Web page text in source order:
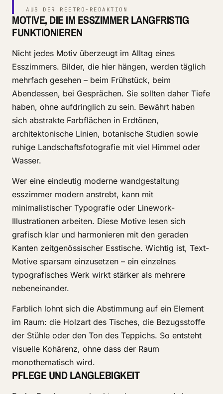
AUS DER REETRO-REDAKTION
MOTIVE, DIE IM ESSZIMMER LANGFRISTIG
FUNKTIONIEREN
Nicht jedes Motiv überzeugt im Alltag eines
Esszimmers. Bilder, die hier hängen, werden täglich
mehrfach gesehen – beim Frühstück, beim
Abendessen, bei Gesprächen. Sie sollten daher Tiefe
haben, ohne aufdringlich zu sein. Bewährt haben
sich abstrakte Farbflächen in Erdtönen,
architektonische Linien, botanische Studien sowie
ruhige Landschaftsfotografie mit viel Himmel oder
Wasser.
Wer eine eindeutig moderne wandgestaltung
esszimmer modern anstrebt, kann mit
minimalistischer Typografie oder Linework-
Illustrationen arbeiten. Diese Motive lesen sich
grafisch klar und harmonieren mit den geraden
Kanten zeitgenössischer Esstische. Wichtig ist, Text-
Motive sparsam einzusetzen – ein einzelnes
typografisches Werk wirkt stärker als mehrere
nebeneinander.
Farblich lohnt sich die Abstimmung auf ein Element
im Raum: die Holzart des Tisches, die Bezugsstoffe
der Stühle oder den Ton des Teppichs. So entsteht
visuelle Kohärenz, ohne dass der Raum
monothematisch wird.
PFLEGE UND LANGLEBIGKEIT